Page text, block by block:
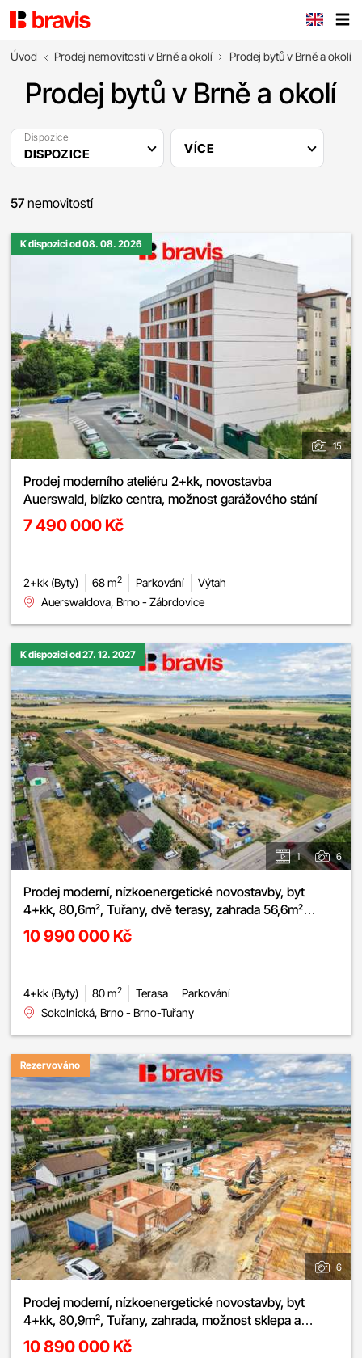
Úvod Prodej nemovitostí v Brně a okolí Prodej bytů v Brně a okolí
Prodej bytů v Brně a okolí
Dispozice
DISPOZICE VÍCE
57 nemovitostí
K dispozici od 08. 08. 2026
15
Prodej moderního ateliéru 2+kk, novostavba
Auerswald, blízko centra, možnost garážového stání
7 490 000 Kč
2+kk (Byty) 68 m2 Parkování
Výtah
Auerswaldova, Brno - Zábrdovice
K dispozici od 27. 12. 2027
1 6
Prodej moderní, nízkoenergetické novostavby, byt
4+kk, 80,6m², Tuřany, dvě terasy, zahrada 56,6m²
možnost sklepa a parkování
10 990 000 Kč
4+kk (Byty) 80 m2 Terasa
Parkování
Sokolnická, Brno - Brno-Tuřany
Rezervováno
6
Prodej moderní, nízkoenergetické novostavby, byt
4+kk, 80,9m², Tuřany, zahrada, možnost sklepa a
parkování
10 890 000 Kč